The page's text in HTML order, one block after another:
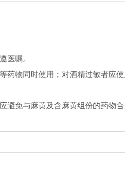
医嘱。
药物同时使用；对酒精过敏者应
避免与麻黄及含麻黄组份的药物